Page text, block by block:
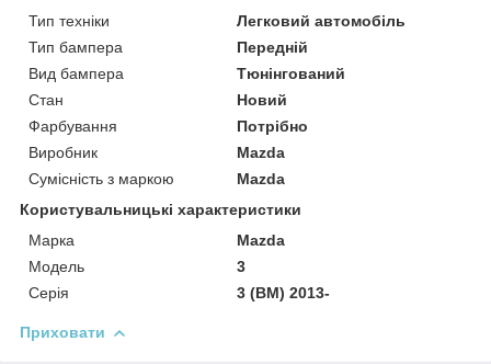
Тип техніки
Легковий автомобіль
Тип бампера
Передній
Вид бампера
Тюнінгований
Стан
Новий
Фарбування
Потрібно
Виробник
Mazda
Сумісність з маркою
Mazda
Користувальницькі характеристики
Марка
Mazda
Модель
3
Серія
3 (BM) 2013-
Приховати